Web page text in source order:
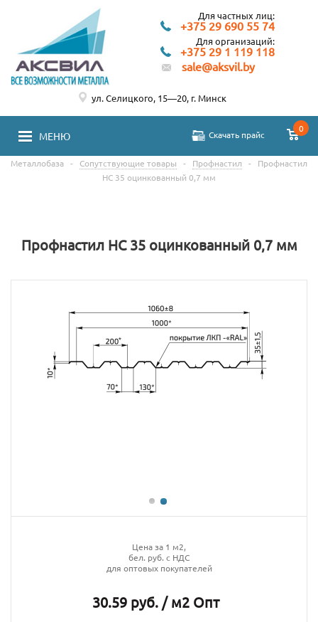
Для частных лиц:
+375 29 690 55 74
Для организаций:
+375 29 1 119 118
sale@aksvil.by
МЕНЮ Скачать прайс
0
ул. Селицкого, 15—20, г. Минск
Металлобаза - Сопутствующие товары - Профнастил -
Профнастил
НС 35 оцинкованный 0,7 мм
Профнастил НС 35 оцинкованный 0,7 мм
Цена за 1 м2,
бел. руб. с НДС
для оптовых покупателей
30.59 руб. / м2 Опт